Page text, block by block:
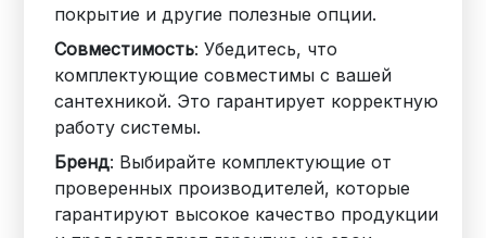
покрытие и другие полезные опции.
Совместимость: Убедитесь, что
комплектующие совместимы с вашей
сантехникой. Это гарантирует корректную
работу системы.
Бренд: Выбирайте комплектующие от
проверенных производителей, которые
гарантируют высокое качество продукции